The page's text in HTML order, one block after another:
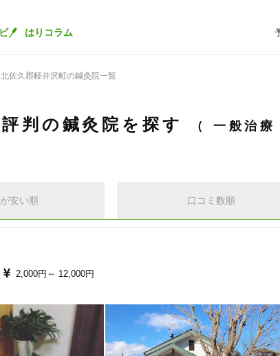
はりコラム
北佐久郡軽井沢町の鍼灸院一覧
判の鍼灸院を探す 一般治療
安い順 口コミ数順
2,000円～ 12,000円